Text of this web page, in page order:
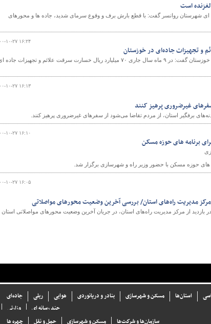
است
ای شهرستان روانسر گفت: با قطع بارش برف و وقوع سرمای شدید، جاده ها و محورهای
۱۴۰۰-۱۰-۲۷
مدیرکل راهداری و حمل و نقل جاده ای خوزستان گفت: در ۹ ماه سال جاری ۷۰ میلیارد ریال خسارت سرقت علائم و تجهیزات جاده
۱۴۰۰-۱۰-۲۷
غیرضروری پرهیز کنند
برفگیر استان، از مردم تقاضا می‌شود از سفرهای غیرضروری پرهیز کنند.
۱۴۰۰-۱۰-۲۷
برنامه های حوزه مسکن
حوزه مسکن با حضور وزیر راه و شهرسازی برگزار شد.
۱۴۰۰-۱۰-۲۷
مرکز مدیریت راه‌های استان/ بررسی آخرین وضعیت محورهای مواصلاتی
بازدید از مرکز مدیریت راه‌های استان، در جریان آخرین وضعیت محورهای مواصلاتی استان
جاده‌ای ریلی هوایی بنادر و دریانوردی مسکن و شهرسازی استان‌ها
وزارتی
چند رسانه ای
چهره ها حمل و نقل مسکن و شهرسازی سازما‌ن‌ها و شركت‌ها